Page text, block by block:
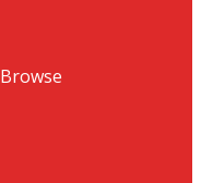
Browse